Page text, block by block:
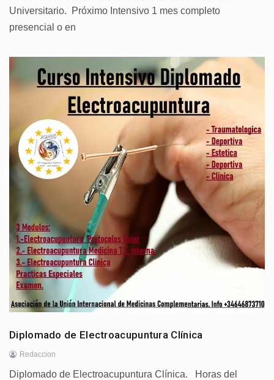
Universitario. Próximo Intensivo 1 mes completo
presencial o en
Diplomado de Electroacupuntura Clínica
Redaccion
Diplomado de Electroacupuntura Clínica. Horas del